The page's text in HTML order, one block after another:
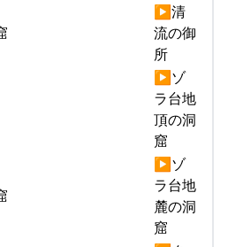
▶清
流の御
所
▶ゾ
ラ台地
頂の洞
窟
▶ゾ
ラ台地
麓の洞
窟